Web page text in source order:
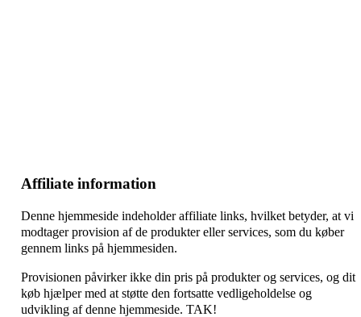
Affiliate information
Denne hjemmeside indeholder affiliate links, hvilket betyder, at vi
modtager provision af de produkter eller services, som du køber
gennem links på hjemmesiden.
Provisionen påvirker ikke din pris på produkter og services, og dit
køb hjælper med at støtte den fortsatte vedligeholdelse og
udvikling af denne hjemmeside. TAK!